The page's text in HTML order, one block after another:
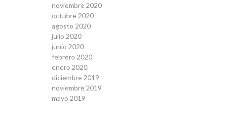
noviembre 2020
octubre 2020
agosto 2020
julio 2020
junio 2020
febrero 2020
enero 2020
diciembre 2019
noviembre 2019
mayo 2019